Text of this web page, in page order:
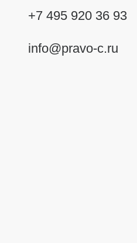
+7 495 920 36 93
info@pravo-c.ru